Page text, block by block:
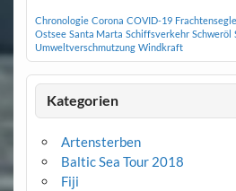
Chronologie Corona COVID-19
Ostsee Santa Marta Schiffsverkehr Schweröl
Umweltverschmutzung Windkraft
Kategorien
Artensterben
Baltic Sea Tour 2018
Fiji